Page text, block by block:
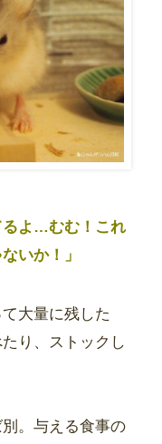
るよ…むむ！これ
いか！」
大量に残した
り、ストックし
。与える食事の